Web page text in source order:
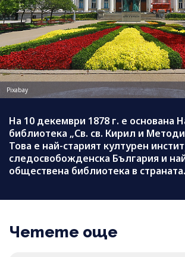
Pixabay
На 10 декември 1878 г. е основана
библиотека „Св. св. Кирил и
Това е най-старият културен
следосвобожденска България и
обществена библиотека в страната.
Четете още